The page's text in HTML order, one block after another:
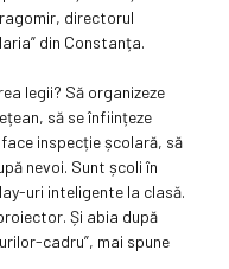
directorul
din Constanța.
legii? Să organizeze
să se înființeze
inspecție școlară, să
nevoi. Sunt școli în
uri inteligente la clasă.
Și abia după
cadru”, mai spune